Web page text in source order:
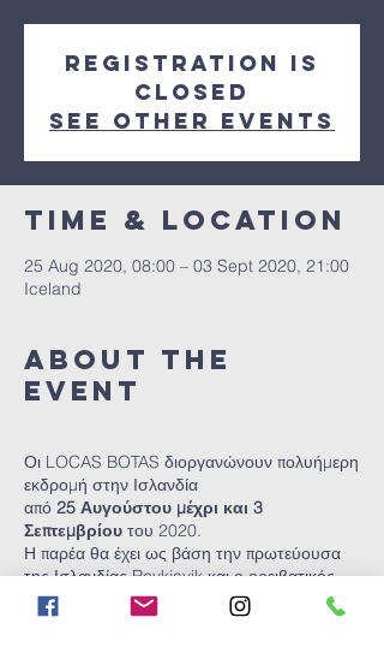
Registration is
Closed
See other events
Time & Location
25 Aug 2020, 08:00 – 03 Sept 2020, 21:00
Iceland
About the
event
Οι LOCAS BOTAS διοργανώνουν πολυήμερη
εκδρομή στην Ισλανδία
από 25 Αυγούστου μέχρι και 3
Σεπτεμβρίου του 2020.
Η παρέα θα έχει ως βάση την πρωτεύουσα
της Ισλανδίας Reykjavik και ο ορειβατικός
της στόχος είναι η διάσχιση στο
trekking
Laugavegur
. Η διαδρομή αποτελεί ένα απ’ τα